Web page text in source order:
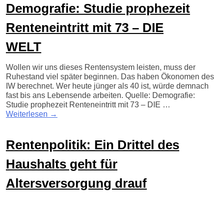
Demografie: Studie prophezeit
Renteneintritt mit 73 – DIE
WELT
Wollen wir uns dieses Rentensystem leisten, muss der
Ruhestand viel später beginnen. Das haben Ökonomen des
IW berechnet. Wer heute jünger als 40 ist, würde demnach
fast bis ans Lebensende arbeiten. Quelle: Demografie:
Studie prophezeit Renteneintritt mit 73 – DIE …
Weiterlesen →
Rentenpolitik: Ein Drittel des
Haushalts geht für
Altersversorgung drauf